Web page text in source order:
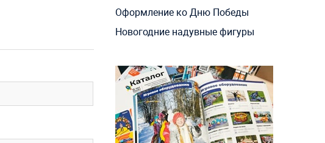
Оформление ко Дню Победы
Новогодние надувные фигуры